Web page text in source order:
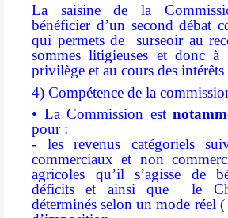
La saisine de la
bénéficier d’un second débat
qui permets de surseoir au
sommes litigieuses et donc à
privilège et au cours des intérêts
4) Compétence de la
• La Commission est
pour :
- les revenus catégoriels
commerciaux et non
agricoles qu’il s’agisse de
déficits et ainsi que le
déterminés selon un mode réel